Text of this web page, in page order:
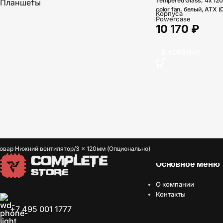
Планшеты
color fan, белый, ATX
L4)
Корпуса
Powercase
10 170 ₽
Нижний вентилятор 3 x 120мм (Опционально)
+7 495 001 1777
Основное меню
О компании
Контакты